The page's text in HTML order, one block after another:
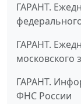
ГАРАНТ.
ГАРАНТ.
московского
ГАРАНТ.
ФНС России